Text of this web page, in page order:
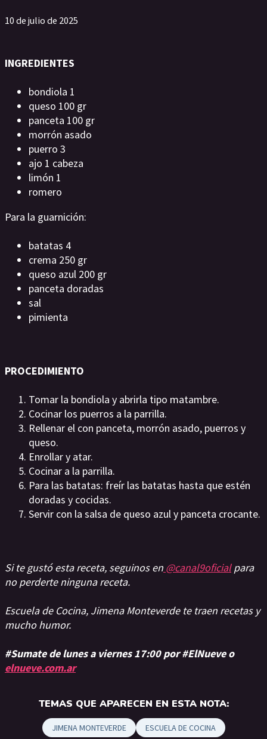
10 de julio de 2025
INGREDIENTES
bondiola 1
queso 100 gr
panceta 100 gr
morrón asado
puerro 3
ajo 1 cabeza
limón 1
romero
Para la guarnición:
batatas 4
crema 250 gr
queso azul 200 gr
panceta doradas
sal
pimienta
PROCEDIMIENTO
Tomar la bondiola y abrirla tipo matambre.
Cocinar los puerros a la parrilla.
Rellenar el con panceta, morrón asado, puerros y
queso.
Enrollar y atar.
Cocinar a la parrilla.
Para las batatas: freír las batatas hasta que estén
doradas y cocidas.
Servir con la salsa de queso azul y panceta crocante.
Si te gustó esta receta, seguinos en @canal9oficialpara
no perderte ninguna receta.
Escuela de Cocina, Jimena Monteverde te traen recetas y
mucho humor.
#Sumate de lunes a viernes 17:00 por #ElNueve o
elnueve.com.ar
TEMAS QUE APARECEN EN ESTA NOTA:
JIMENA MONTEVERDE ESCUELA DE COCINA